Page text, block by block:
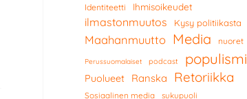
Identiteetti Ihmisoikeudet
ilmastonmuutos Kysy politiikasta
Maahanmuutto Media nuoret
Perussuomalaiset podcast populismi
Puolueet Ranska Retoriikka
Sosiaalinen media sukupuoli